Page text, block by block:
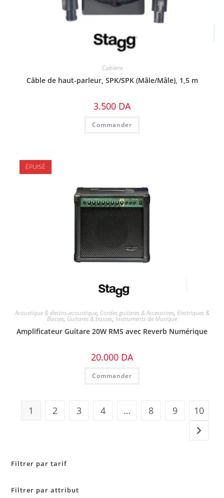
Cablerie
Câble de haut-parleur, SPK/SPK (Mâle/Mâle), 1,5 m
3.500 DA
Commander
ÉPUISÉ
Acoustique & électro-acoustique, Cordes guitares & Accessoires, Electriques &
Basses, Guitares & basses, Instruments de Musique
Amplificateur Guitare 20W RMS avec Reverb Numérique
20.000 DA
Commander
1 2 3 4 … 8 9 10
Filtrer par tarif
Filtrer par attribut